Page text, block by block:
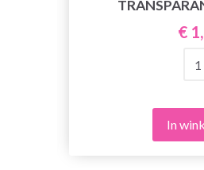
€
In